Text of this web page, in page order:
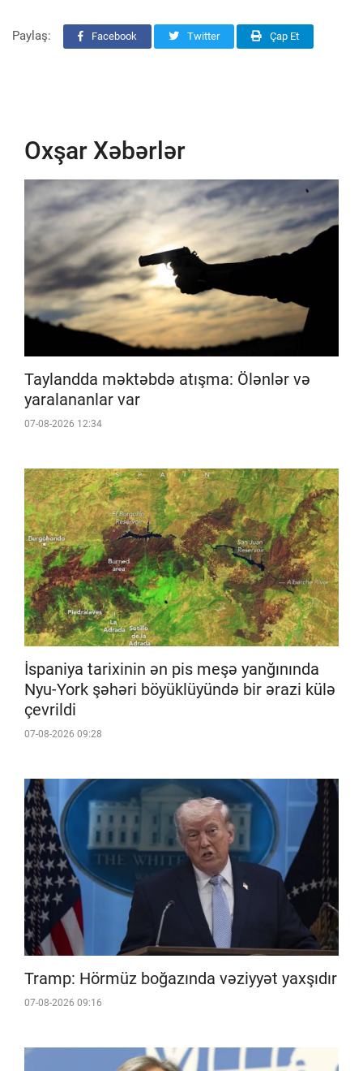
Paylaş: Facebook Twitter Çap Et
Oxşar Xəbərlər
Taylandda məktəbdə atışma: Ölənlər və
yaralananlar var
07-08-2026 12:34
İspaniya tarixinin ən pis meşə yanğınında
Nyu-York şəhəri böyüklüyündə bir ərazi külə
çevrildi
07-08-2026 09:28
Tramp: Hörmüz boğazında vəziyyət yaxşıdır
07-08-2026 09:16